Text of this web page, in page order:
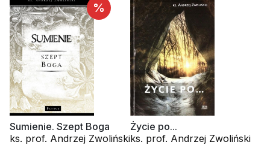
%
Sumienie. Szept Boga
ks. prof. Andrzej Zwoliński
Życie po...
ks. prof. Andrzej Zwoliński